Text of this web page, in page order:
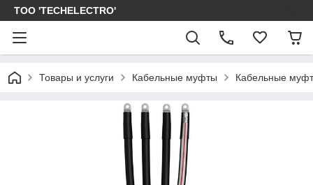
ТОО 'TECHELECTRO'
Товары и услуги Кабельные муфты Кабельные